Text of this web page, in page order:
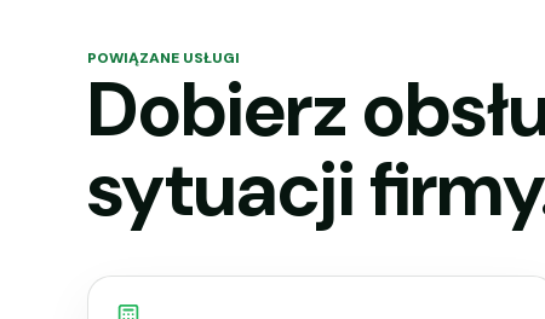
POWIĄZANE USŁUGI
Dobierz
sytuacji